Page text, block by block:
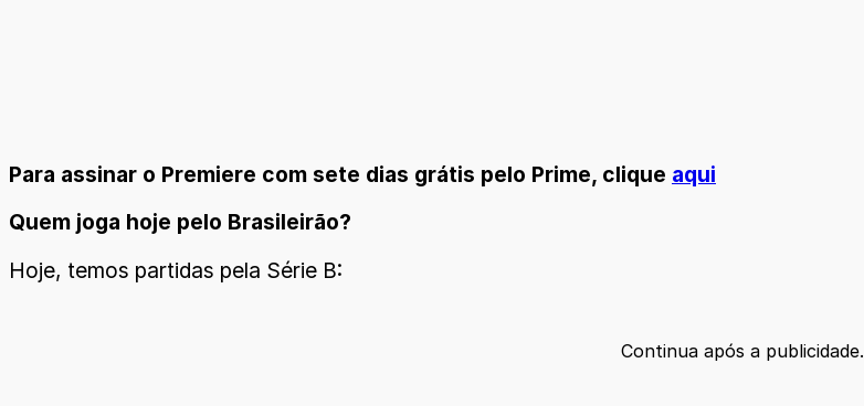
Para assinar o Premiere com sete dias grátis pelo Prime, clique aqui
Quem joga hoje pelo Brasileirão?
Hoje, temos partidas pela Série B:
Continua após a publicidade.